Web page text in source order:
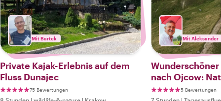
Mit Bartek
Private Kajak-Erlebnis auf dem
Fluss Dunajec
75 Bewertungen
Mit Aleksander
Wunderschöner
nach Ojcow:
Burgen5 Bewertungen